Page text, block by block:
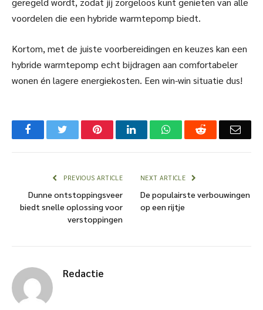
voordelen die een hybride warmtepomp biedt.
Kortom, met de juiste voorbereidingen en keuzes kan een
hybride warmtepomp echt bijdragen aan comfortabeler
wonen én lagere energiekosten. Een win-win situatie dus!
FacebookTwitter PinterestLinkedInWhatsAppReddit
PREVIOUS ARTICLE
Dunne ontstoppingsveer
biedt snelle oplossing voor
verstoppingen
NEXT ARTICLE
De populairste verbouwingen
op een rijtje
Redactie